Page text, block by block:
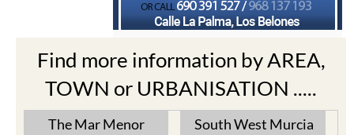
Find more information by AREA,
TOWN or URBANISATION .....
The Mar Menor South West Murcia